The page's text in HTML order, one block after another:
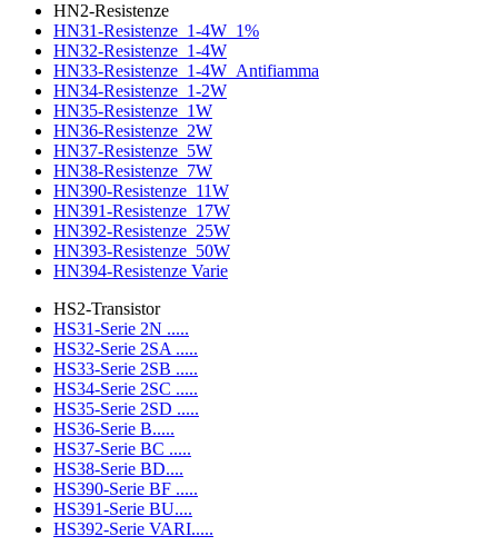
HN2-Resistenze
HN31-Resistenze_1-4W_1%
HN32-Resistenze_1-4W
HN33-Resistenze_1-4W_Antifiamma
HN34-Resistenze_1-2W
HN35-Resistenze_1W
HN36-Resistenze_2W
HN37-Resistenze_5W
HN38-Resistenze_7W
HN390-Resistenze_11W
HN391-Resistenze_17W
HN392-Resistenze_25W
HN393-Resistenze_50W
HN394-Resistenze Varie
HS2-Transistor
HS31-Serie 2N .....
HS32-Serie 2SA .....
HS33-Serie 2SB .....
HS34-Serie 2SC .....
HS35-Serie 2SD .....
HS36-Serie B.....
HS37-Serie BC .....
HS38-Serie BD....
HS390-Serie BF .....
HS391-Serie BU....
HS392-Serie VARI.....